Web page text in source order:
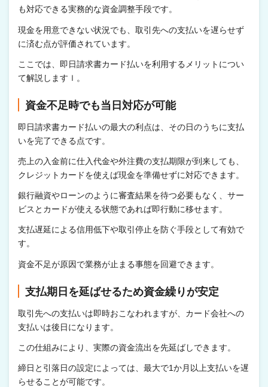
も対応できる実務的な資金調整手段です。
現金を用意できない状況でも、取引先への支払いを遅らせず
に済む点が評価されています。
ここでは、即日請求書カード払いを利用するメリットについ
て解説しますｌ。
資金不足時でも当日対応が可能
即日請求書カード払いの最大の利点は、その日のうちに支払
いを完了できる点です。
売上の入金前に仕入代金や外注費の支払期限が到来しても、
クレジットカードを使えば現金を準備せずに対応できます。
銀行融資やローンのように審査結果を待つ必要もなく、サー
ビスとカードが使える状態であれば即行動に移せます。
支払遅延による信用低下や取引停止を防ぐ手段として有効で
す。
資金不足が原因で業務が止まる事態を回避できます。
支払期日を延ばせるため資金繰りが安定
取引先への支払いは即時おこなわれますが、カード会社への
支払いは後日になります。
この仕組みにより、実際の資金流出を先延ばしできます。
締日と引落日の設定によっては、最大で1か月以上支払いを遅
らせることが可能です。